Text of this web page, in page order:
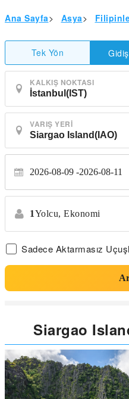
Ana Sayfa> Asya>
Tek Yön
KALKIŞ NOKTASI
VARIŞ YERI
2026-08-09 2026-08-11
1Yolcu, Ekonomi
Sadece Aktarmasız
Siargao